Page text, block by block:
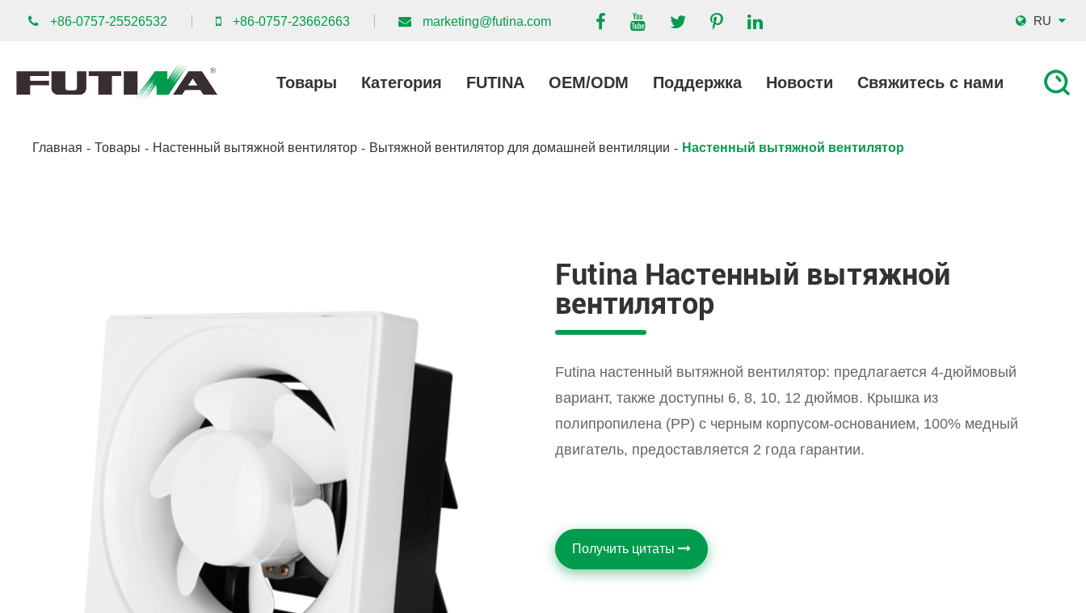
+86-0757-25526532 +86-0757-23662663 marketing@futina.com RU
Товары Категория FUTINA OEM/ODM Поддержка Новости Свяжитесь с нами
Главная Товары Настенный вытяжной вентилятор Вытяжной вентилятор для домашней вентиляции Настенный вытяжной вентилятор
Futina Настенный вытяжной
вентилятор
Futina настенный вытяжной вентилятор: предлагается 4-дюймовый
вариант, также доступны 6, 8, 10, 12 дюймов. Крышка из
полипропилена (PP) с черным корпусом-основанием, 100% медный
двигатель, предоставляется 2 года гарантии.
Получить цитаты